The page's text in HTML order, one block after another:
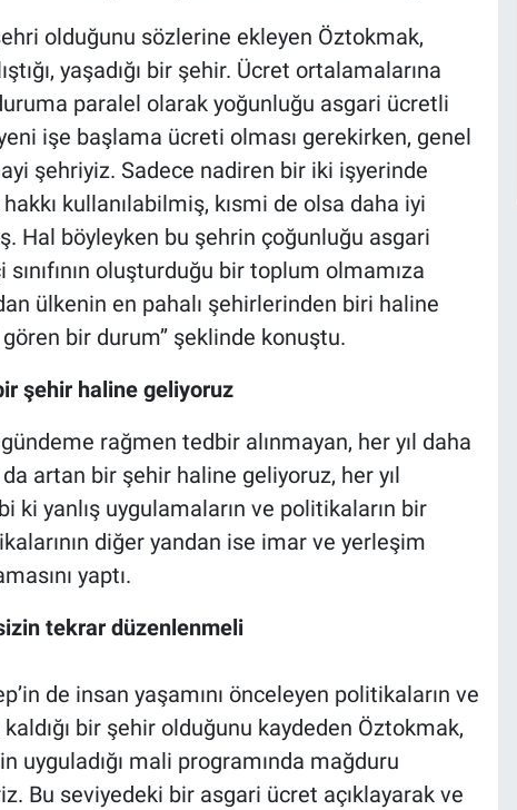
olduğunu sözlerine ekleyen Öztokmak,
yaşadığı bir şehir. Ücret ortalamalarına
paralel olarak yoğunluğu asgari ücretli
işe başlama ücreti olması gerekirken, genel
şehriyiz. Sadece nadiren bir iki işyerinde
kullanılabilmiş, kısmi de olsa daha iyi
Hal böyleyken bu şehrin çoğunluğu asgari
oluşturduğu bir toplum olmamıza
ülkenin en pahalı şehirlerinden biri haline
bir durum’’ şeklinde konuştu.
şehir haline geliyoruz
rağmen tedbir alınmayan, her yıl daha
artan bir şehir haline geliyoruz, her yıl
ki yanlış uygulamaların ve politikaların bir
diğer yandan ise imar ve yerleşim
yaptı.
tekrar düzenlenmeli
de insan yaşamını önceleyen politikaların ve
kaldığı bir şehir olduğunu kaydeden Öztokmak,
uyguladığı mali programında mağduru
Bu seviyedeki bir asgari ücret açıklayarak ve